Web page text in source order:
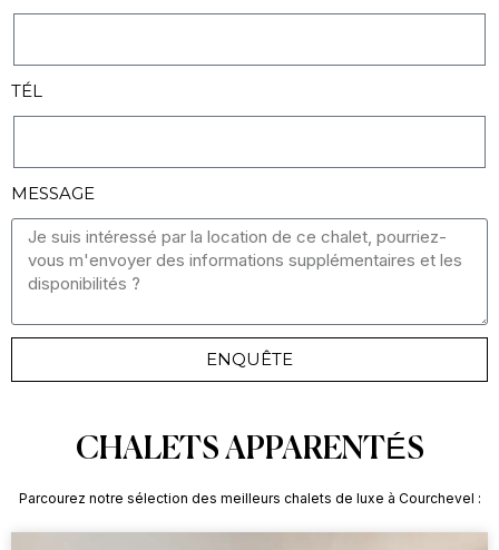
TÉL
MESSAGE
ENQUÊTE
CHALETS APPARENTÉS
Parcourez notre sélection des meilleurs chalets de luxe à Courchevel :